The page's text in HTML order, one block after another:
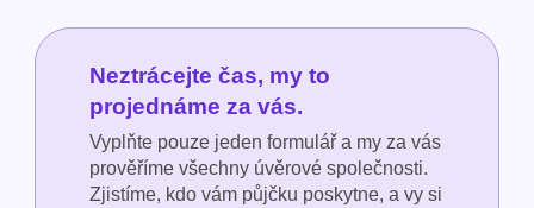
Neztrácejte čas, my to
projednáme za vás.
Vyplňte pouze jeden formulář a my za vás
prověříme všechny úvěrové společnosti.
Zjistíme, kdo vám půjčku poskytne, a vy si